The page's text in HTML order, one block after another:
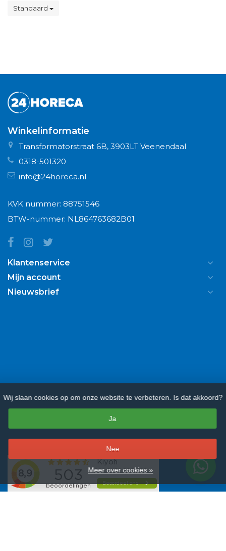
Standaard
Winkelinformatie
Transformatorstraat 6B, 3903LT Veenendaal
0318-501320
info@24horeca.nl
KVK nummer: 88751546
BTW-nummer: NL864763682B01
Klantenservice
Mijn account
Nieuwsbrief
Wij slaan cookies op om onze website te verbeteren. Is dat akkoord?
Ja
Nee
Meer over cookies »